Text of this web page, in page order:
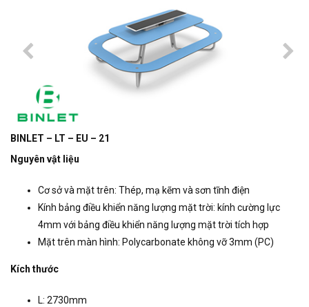
BINLET – LT – EU – 21
Nguyên vật liệu
Cơ sở và mặt trên: Thép, mạ kẽm và sơn tĩnh điện
Kính bảng điều khiển năng lượng mặt trời: kính cường lực
4mm với bảng điều khiển năng lượng mặt trời tích hợp
Mặt trên màn hình: Polycarbonate không vỡ 3mm (PC)
Kích thước
L: 2730mm